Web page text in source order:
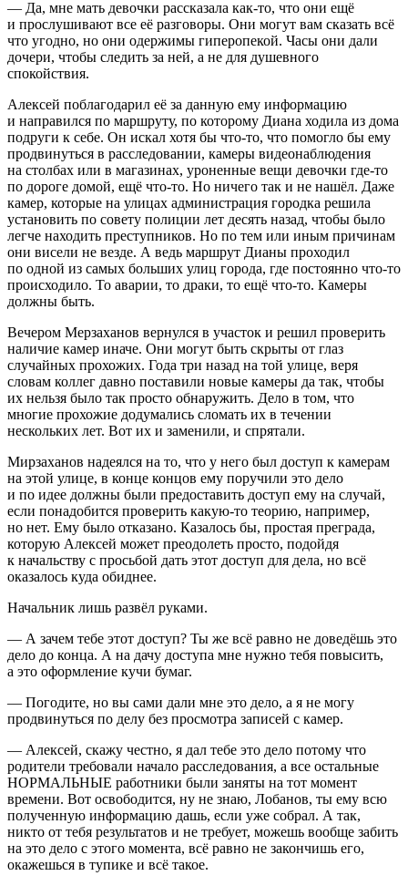
— Да, мне мать девочки рассказала как-то, что они ещё
и прослушивают все её разговоры. Они могут вам сказать всё
что угодно, но они одержимы гиперопекой. Часы они дали
дочери, чтобы следить за ней, а не для душевного
спокойствия.
Алексей поблагодарил её за данную ему информацию
и направился по маршруту, по которому Диана ходила из дома
подруги к себе. Он искал хотя бы что-то, что помогло бы ему
продвинуться в расследовании, камеры видеонаблюдения
на столбах или в магазинах, уроненные вещи девочки где-то
по дороге домой, ещё что-то. Но ничего так и не нашёл. Даже
камер, которые на улицах администрация городка решила
установить по совету полиции лет десять назад, чтобы было
легче находить преступников. Но по тем или иным причинам
они висели не везде. А ведь маршрут Дианы проходил
по одной из самых больших улиц города, где постоянно что-то
происходило. То аварии, то драки, то ещё что-то. Камеры
должны быть.
Вечером Мерзаханов вернулся в участок и решил проверить
наличие камер иначе. Они могут быть скрыты от глаз
случайных прохожих. Года три назад на той улице, веря
словам коллег давно поставили новые камеры да так, чтобы
их нельзя было так просто обнаружить. Дело в том, что
многие прохожие додумались сломать их в течении
нескольких лет. Вот их и заменили, и спрятали.
Мирзаханов надеялся на то, что у него был доступ к камерам
на этой улице, в конце концов ему поручили это дело
и по идее должны были предоставить доступ ему на случай,
если понадобится проверить какую-то теорию, например,
но нет. Ему было отказано. Казалось бы, простая преграда,
которую Алексей может преодолеть просто, подойдя
к начальству с просьбой дать этот доступ для дела, но всё
оказалось куда обиднее.
Начальник лишь развёл руками.
— А зачем тебе этот доступ? Ты же всё равно не доведёшь это
дело до конца. А на дачу доступа мне нужно тебя повысить,
а это оформление кучи бумаг.
— Погодите, но вы сами дали мне это дело, а я не могу
продвинуться по делу без просмотра записей с камер.
— Алексей, скажу честно, я дал тебе это дело потому что
родители требовали начало расследования, а все остальные
НОРМАЛЬНЫЕ работники были заняты на тот момент
времени. Вот освободится, ну не знаю, Лобанов, ты ему всю
полученную информацию дашь, если уже собрал. А так,
никто от тебя результатов и не требует, можешь вообще забить
на это дело с этого момента, всё равно не закончишь его,
окажешься в тупике и всё такое.